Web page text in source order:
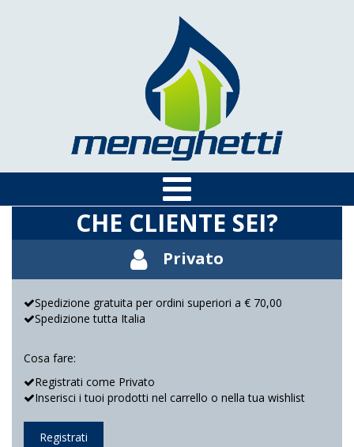
CHE CLIENTE SEI?
Privato
Spedizione gratuita per ordini superiori a € 70,00
Spedizione tutta Italia
Cosa fare:
Registrati come Privato
Inserisci i tuoi prodotti nel carrello o nella tua wishlist
Registrati